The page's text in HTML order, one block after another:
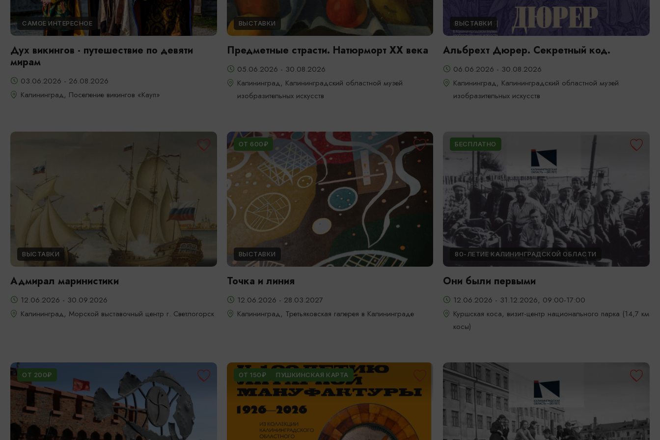
САМОЕ ИНТЕРЕСНОЕ
Дух викингов - путешествие по девяти
мирам
03.06.2026 - 26.08.2026
Калининград, Поселение викингов «Кауп»
ВЫСТАВКИ
Предметные страсти. Натюрморт XX века
05.06.2026 - 30.08.2026
Калининград, Калининградский областной музей
изобразительных искусств
ВЫСТАВКИ
Альбрехт Дюрер. Секретный код.
06.06.2026 - 30.08.2026
Калининград, Калининградский областной музей
изобразительных искусств
ВЫСТАВКИ
Адмирал маринистики
12.06.2026 - 30.09.2026
Калининград, Морской выставочный центр г. Светлогорск
ОТ 600₽
ВЫСТАВКИ
Точка и линия
12.06.2026 - 28.03.2027
Калининград, Третьяковская галерея в Калининграде
БЕСПЛАТНО
80-ЛЕТИЕ КАЛИНИНГРАДСКОЙ ОБЛАСТИ
Они были первыми
12.06.2026 - 31.12.2026, 09:00-17:00
Куршская коса, визит-центр национального парка (14,7 км
косы)
ОТ 200₽ ОТ 150₽ ПУШКИНСКАЯ КАРТА